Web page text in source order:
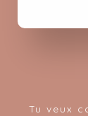
Tu veux